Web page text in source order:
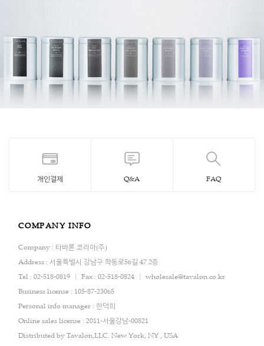
개인결제 Q&A FAQ
COMPANY INFO
Company : 타바론 코리아(주)
Address : 서울특별시 강남구 학동로56길 47 2층
Tel : 02-518-0819
Fax : 02-518-0824
wholesale@tavalon.co.kr
Business license : 105-87-23065
Personal info manager : 한덕희
Online sales license : 2011-서울강남-00821
Distributed by Tavalon,LLC. New York, NY , USA